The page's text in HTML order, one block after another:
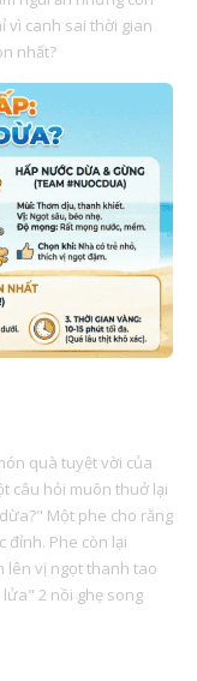
vì canh sai thời gian
nhất?
quà tuyệt vời của
câu hỏi muôn thuở lại
Một phe cho rằng
đỉnh. Phe còn lại
lên vị ngọt thanh tao
2 nồi ghẹ song